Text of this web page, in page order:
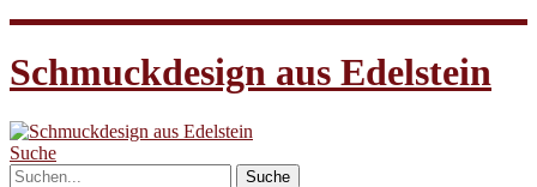
Schmuckdesign aus Edelstein
Suche